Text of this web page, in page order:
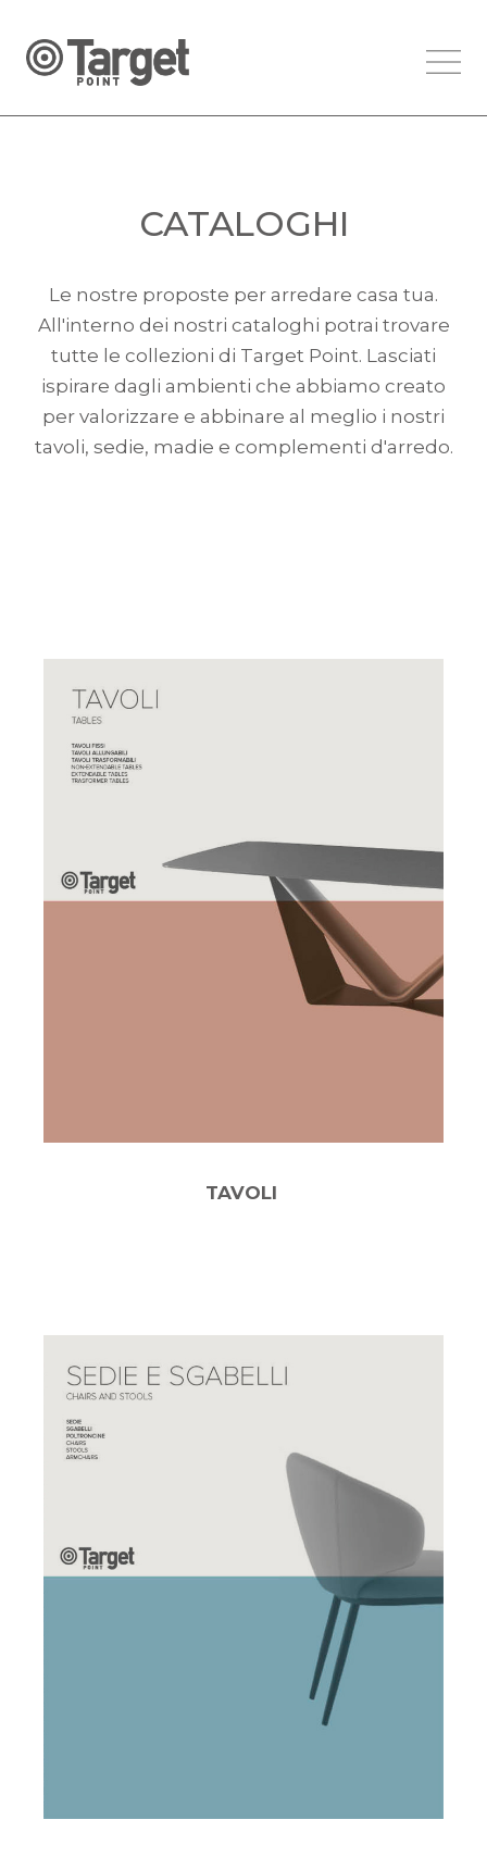
CATALOGHI
Le nostre proposte per arredare casa tua.
All'interno dei nostri cataloghi potrai trovare
tutte le collezioni di Target Point. Lasciati
ispirare dagli ambienti che abbiamo creato
per valorizzare e abbinare al meglio i nostri
tavoli, sedie, madie e complementi d'arredo.
TAVOLI